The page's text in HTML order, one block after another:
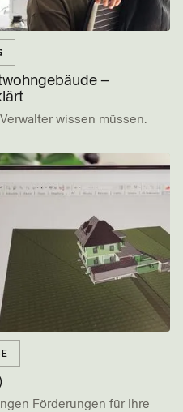
–
wissen müssen.
Förderungen für Ihre